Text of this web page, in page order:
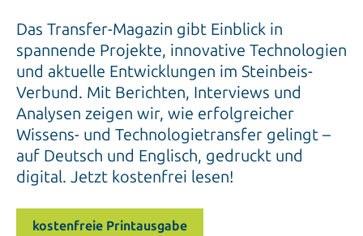
Das Transfer-Magazin gibt Einblick in
spannende Projekte, innovative Technologien
und aktuelle Entwicklungen im Steinbeis-
Verbund. Mit Berichten, Interviews und
Analysen zeigen wir, wie erfolgreicher
Wissens- und Technologietransfer gelingt –
auf Deutsch und Englisch, gedruckt und
digital. Jetzt kostenfrei lesen!
kostenfreie Printausgabe